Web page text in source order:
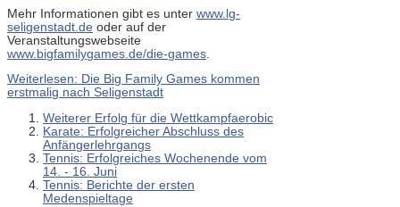
Mehr Informationen gibt es unter www.lg-
seligenstadt.de oder auf der
Veranstaltungswebseite
www.bigfamilygames.de/die-games
Weiterlesen: Die Big Family Games kommen
erstmalig nach Seligenstadt
Weiterer Erfolg für die Wettkampfaerobic
Karate: Erfolgreicher Abschluss des
Anfängerlehrgangs
Tennis: Erfolgreiches Wochenende vom
14. - 16. Juni
Tennis: Berichte der ersten
Medenspieltage